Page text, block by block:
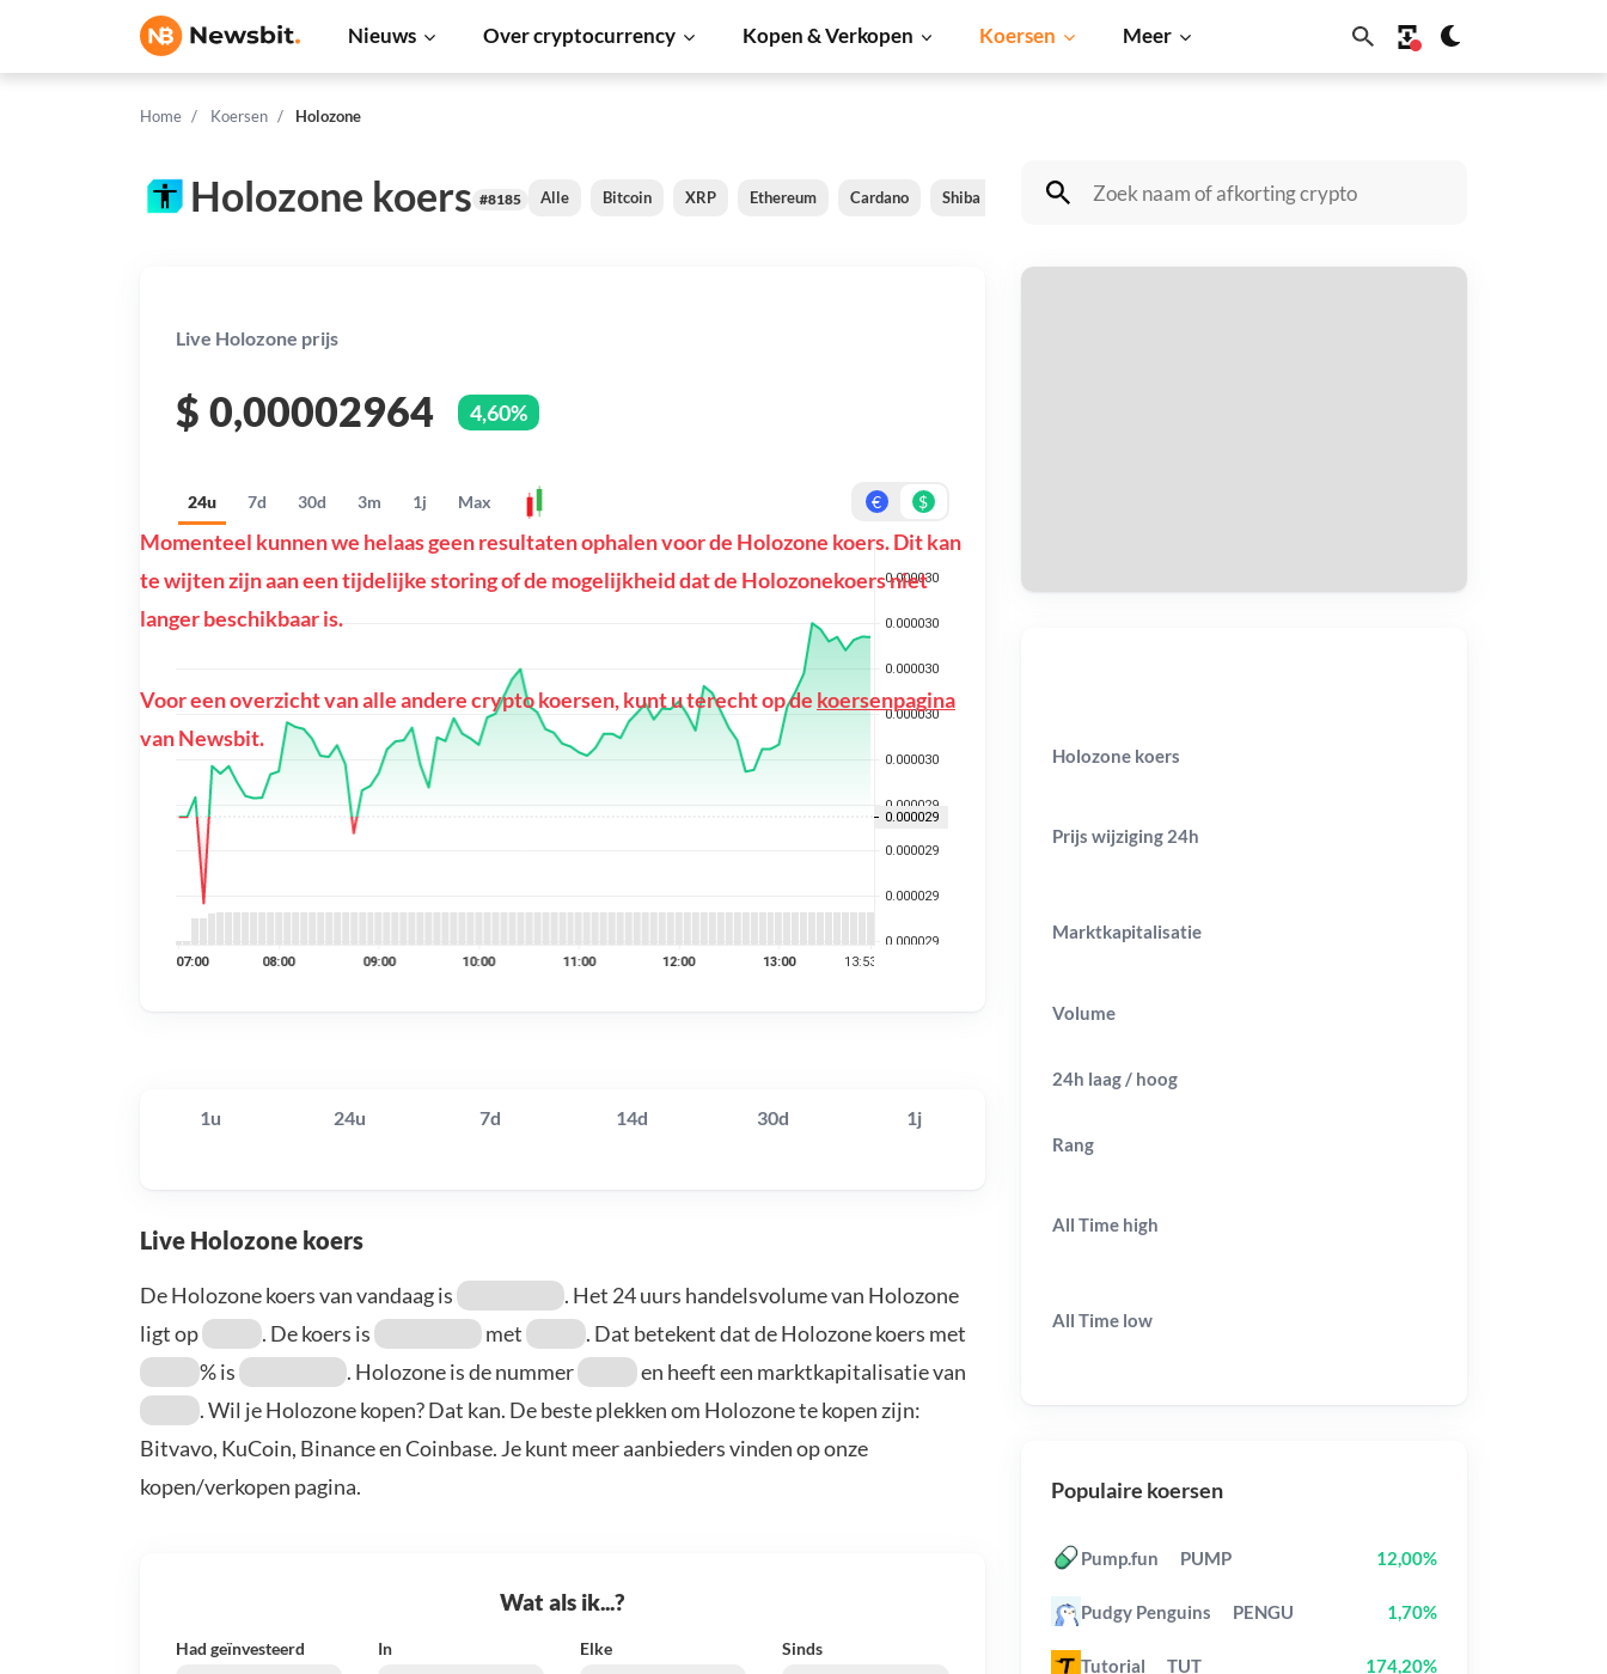
Nieuws Over cryptocurrency Kopen & Verkopen Koersen Meer
Home Koersen Holozone
Holozone koers #8185 Alle Bitcoin XRP Ethereum Cardano Shiba Inu Dogecoin Solana BNB
Live Holozone prijs
$ 0,00002964 4,60%
24u 7d 30d 3m 1j Max € $
Momenteel kunnen we helaas geen resultaten ophalen voor de Holozone koers. Dit kan
te wijten zijn aan een tijdelijke storing of de mogelijkheid dat de Holozonekoers niet
langer beschikbaar is.
Voor een overzicht van alle andere crypto koersen, kunt u terecht op de koersenpagina
van Newsbit.
1u 24u 7d 14d 30d 1j
Live Holozone koers
De Holozone koers van vandaag is
. Het 24 uurs handelsvolume van Holozone
ligt op
. De koers is met
. Dat betekent dat de Holozone koers met
% is
. Holozone is de nummer
en heeft een marktkapitalisatie van
. Wil je Holozone kopen? Dat kan. De beste plekken om Holozone te kopen zijn:
Bitvavo, KuCoin, Binance en Coinbase. Je kunt meer aanbieders vinden op onze
kopen/verkopen pagina.
Wat als ik...?
Had geïnvesteerd In Elke Sinds
Holozone koers
Prijs wijziging 24h
Marktkapitalisatie
Volume
24h laag / hoog
Rang
All Time high
All Time low
Populaire koersen
Pump.fun PUMP 12,00%
Pudgy Penguins PENGU 1,70%
Tutorial TUT 174,20%